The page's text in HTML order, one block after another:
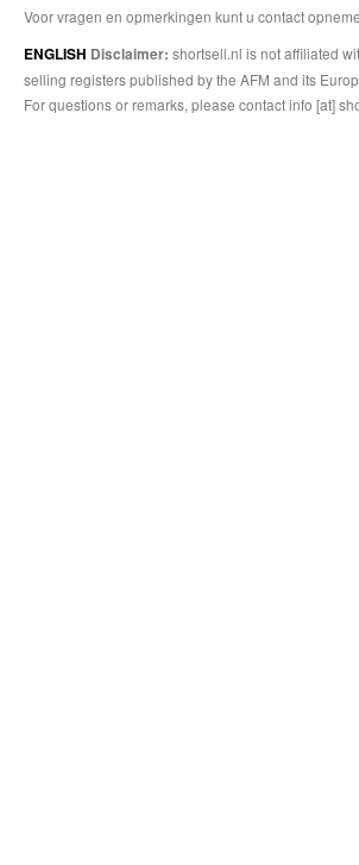
Voor vragen en opmerkingen kunt u contact
ENGLISH Disclaimer: shortsell.nl is not affiliated
selling registers published by the AFM and its
For questions or remarks, please contact info [at]